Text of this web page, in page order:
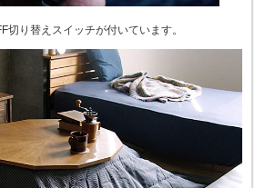
切り替えスイッチが付いています。